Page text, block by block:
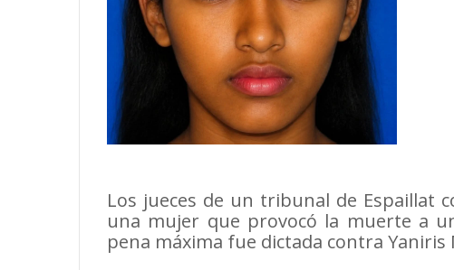
Los jueces de un tribunal de Espaillat
una mujer que provocó la muerte a
pena máxima fue dictada contra Yaniris